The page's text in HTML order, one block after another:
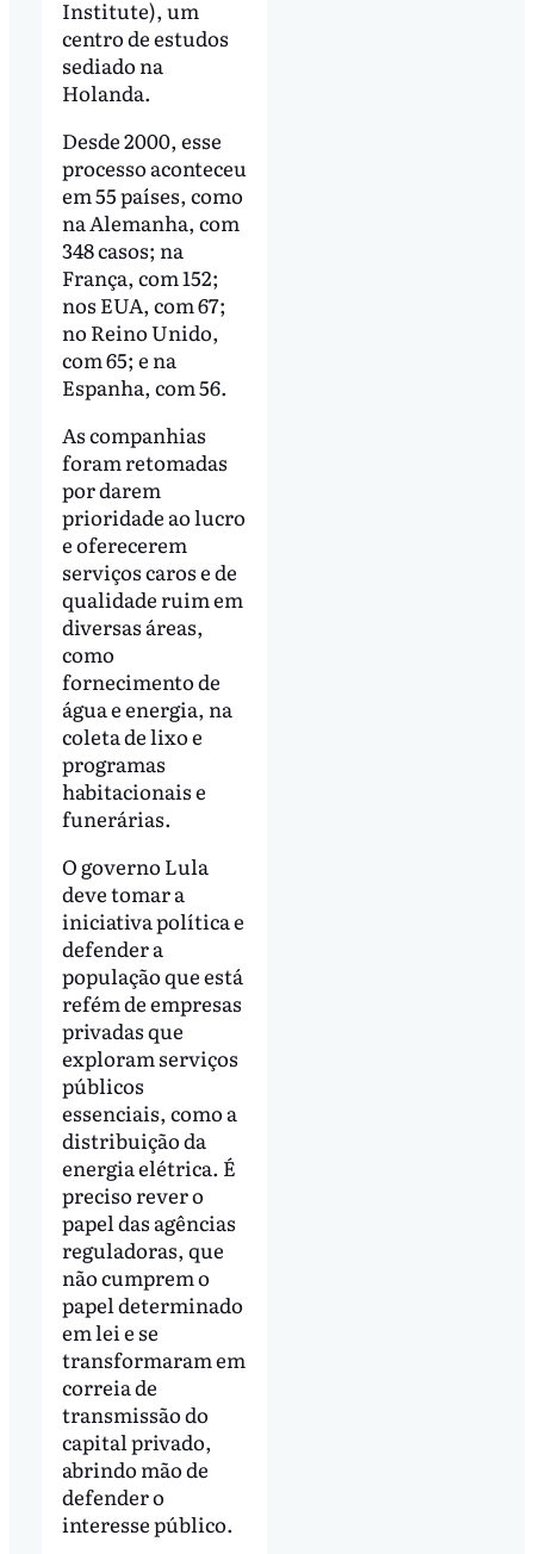
Institute), um
centro de estudos
sediado na
Holanda.
Desde 2000, esse
processo aconteceu
em 55 países, como
na Alemanha, com
348 casos; na
França, com 152;
nos EUA, com 67;
no Reino Unido,
com 65; e na
Espanha, com 56.
As companhias
foram retomadas
por darem
prioridade ao lucro
e oferecerem
serviços caros e de
qualidade ruim em
diversas áreas,
como
fornecimento de
água e energia, na
coleta de lixo e
programas
habitacionais e
funerárias.
O governo Lula
deve tomar a
iniciativa política e
defender a
população que está
refém de empresas
privadas que
exploram serviços
públicos
essenciais, como a
distribuição da
energia elétrica. É
preciso rever o
papel das agências
reguladoras, que
não cumprem o
papel determinado
em lei e se
transformaram em
correia de
transmissão do
capital privado,
abrindo mão de
defender o
interesse público.